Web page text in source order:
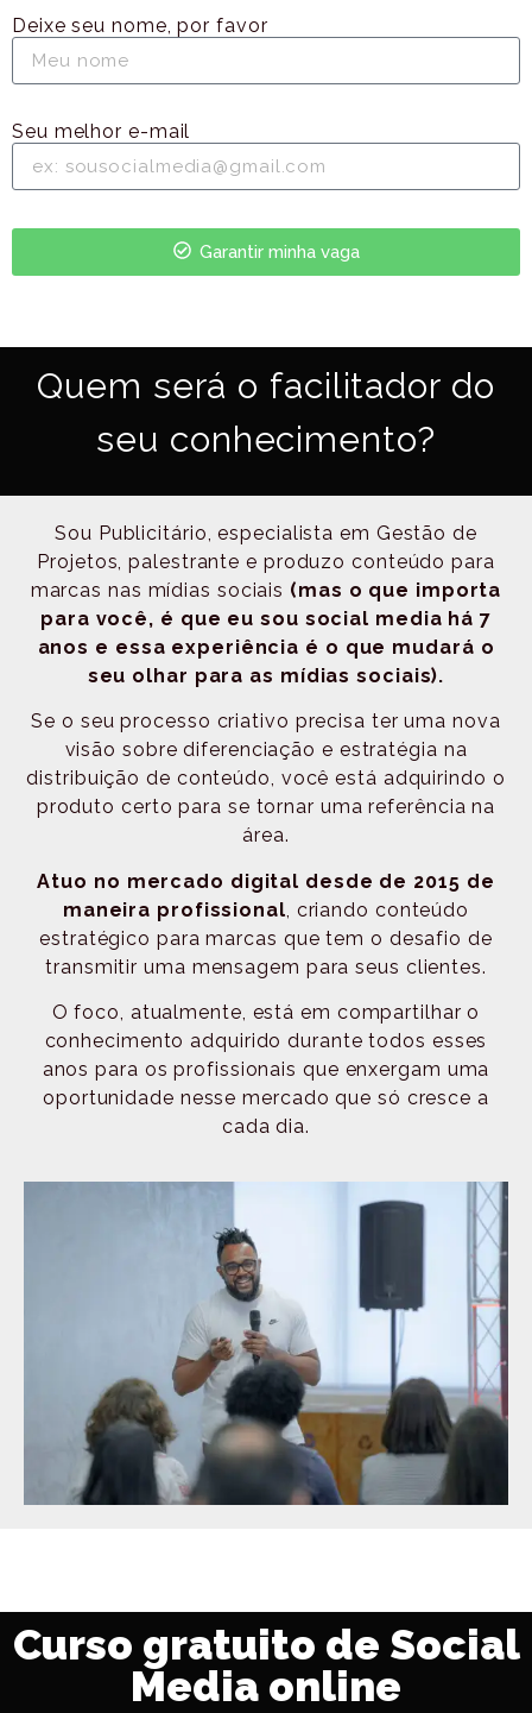
Deixe seu nome, por favor
Seu melhor e-mail
Garantir minha vaga
Quem será o facilitador do
seu conhecimento?
Sou Publicitário, especialista em Gestão de
Projetos, palestrante e produzo conteúdo para
marcas nas mídias sociais (mas o que importa
para você, é que eu sou social media há 7
anos e essa experiência é o que mudará o
seu olhar para as mídias sociais).
Se o seu processo criativo precisa ter uma nova
visão sobre diferenciação e estratégia na
distribuição de conteúdo, você está adquirindo o
produto certo para se tornar uma referência na
área.
Atuo no mercado digital desde de 2015 de
maneira profissional , criando conteúdo
estratégico para marcas que tem o desafio de
transmitir uma mensagem para seus clientes.
O foco, atualmente, está em compartilhar o
conhecimento adquirido durante todos esses
anos para os profissionais que enxergam uma
oportunidade nesse mercado que só cresce a
cada dia.
Curso gratuito de Social
Media online